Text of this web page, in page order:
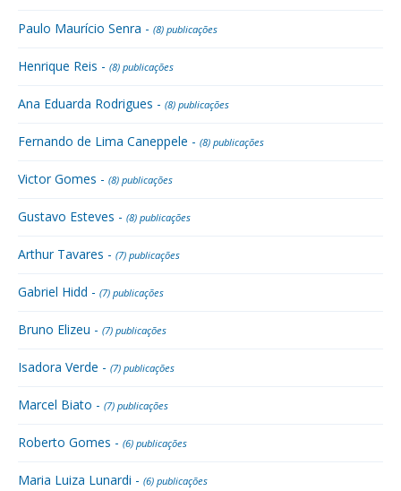
Paulo Maurício Senra - (8) publicações
Henrique Reis - (8) publicações
Ana Eduarda Rodrigues - (8) publicações
Fernando de Lima Caneppele - (8) publicações
Victor Gomes - (8) publicações
Gustavo Esteves - (8) publicações
Arthur Tavares - (7) publicações
Gabriel Hidd - (7) publicações
Bruno Elizeu - (7) publicações
Isadora Verde - (7) publicações
Marcel Biato - (7) publicações
Roberto Gomes - (6) publicações
Maria Luiza Lunardi - (6) publicações